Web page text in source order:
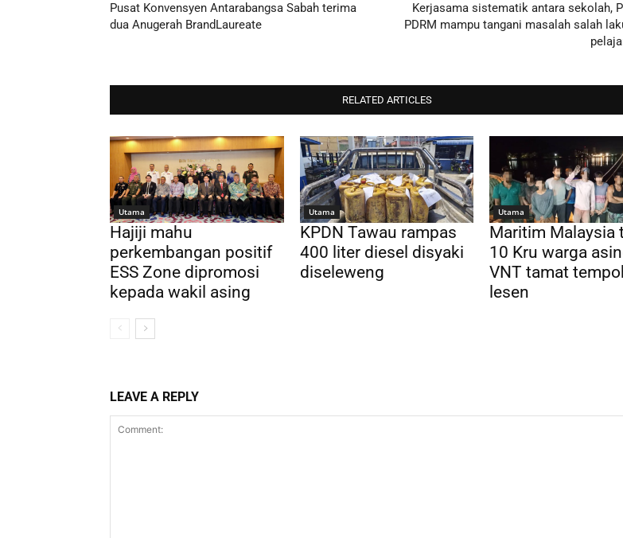
Pusat Konvensyen Antarabangsa Sabah terima
dua Anugerah BrandLaureate
Kerjasama sistematik antara sekolah,
PDRM mampu tangani masalah salah
RELATED ARTICLES
Utama
Hajiji mahu
perkembangan positif
ESS Zone dipromosi
kepada wakil asing
Utama
KPDN Tawau rampas
400 liter diesel disyaki
diseleweng
Utama
Maritim Malaysia
10 Kru warga
VNT tamat
lesen
LEAVE A REPLY